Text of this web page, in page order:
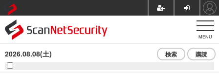
MENU
2026.08.08(土) 検索 購読